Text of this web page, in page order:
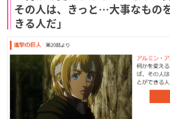
その人は、きっと…大事なもの
きる人だ」